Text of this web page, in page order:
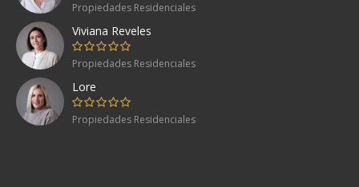
Propiedades Residenciales
Viviana Reveles
Propiedades Residenciales
Lore
Propiedades Residenciales